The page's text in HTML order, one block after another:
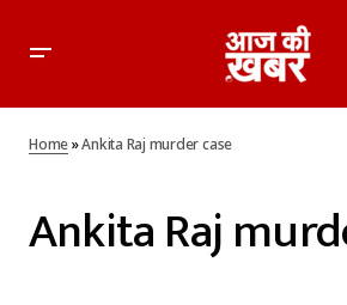
Home»Ankita Raj murder case
Ankita Raj